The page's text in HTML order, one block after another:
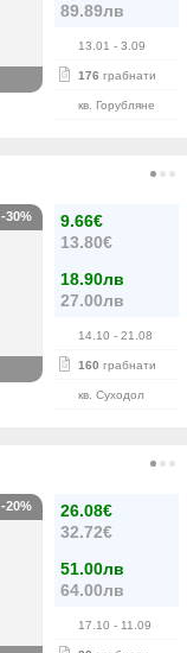
89.89лв
13.01 - 3.09
176 грабнати
кв. Горубляне
9.66€
13.80€
18.90лв
27.00лв
14.10 - 21.08
160 грабнати
кв. Суходол
-30%
26.08€
32.72€
51.00лв
64.00лв
17.10 - 11.09
-20%